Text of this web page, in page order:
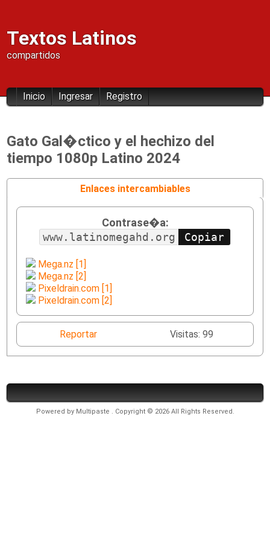
Textos Latinos
compartidos
Inicio Ingresar Registro
Gato Gal�ctico y el hechizo del
tiempo 1080p Latino 2024
Enlaces intercambiables
Contrase�a:
www.latinomegahd.org
Mega.nz [1]
Mega.nz [2]
Pixeldrain.com [1]
Pixeldrain.com [2]
Reportar Visitas: 99
Powered by Multipaste . Copyright © 2026 All Rights Reserved.